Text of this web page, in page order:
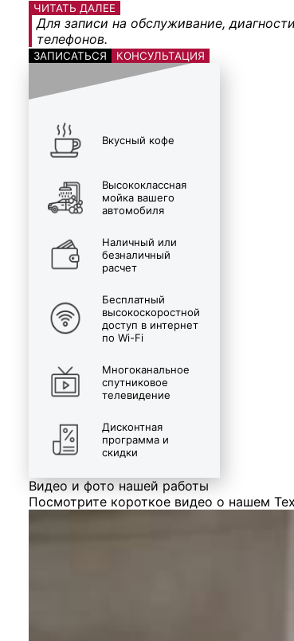
ЧИТАТЬ ДАЛЕЕ
Для записи на обслуживание,
телефонов.
ЗАПИСАТЬСЯ КОНСУЛЬТАЦИЯ
Вкусный кофе
Высококлассная
мойка вашего
автомобиля
Наличный или
безналичный
расчет
Бесплатный
высокоскоростной
доступ в интернет
по Wi-Fi
Многоканальное
спутниковое
телевидение
Дисконтная
программа и
скидки
Видео и фото нашей работы
Посмотрите короткое видео о нашем